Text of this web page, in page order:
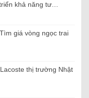
khả năng tư…
giá vòng ngọc trai
thị trường Nhật